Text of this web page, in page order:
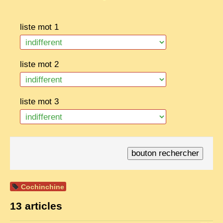
BORDERLANDS
DE THAM
1908, DEFIANCE & REBELLION
1909, BATTLEFRONT
ANNAM
COCHINCHINA
TRIBES & TRADITIONS
EXTRAORDINARY FINDS
VIETNAM 1950
liste mot 1
liste mot 2
liste mot 3
Cochinchine
13 articles